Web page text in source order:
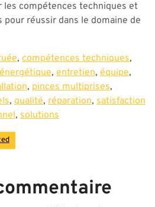
les compétences techniques et
pour réussir dans le domaine de
, compétences techniques,
, entretien, équipe,
, pinces multiprises,
, qualité, réparation, satisfaction
, solutions